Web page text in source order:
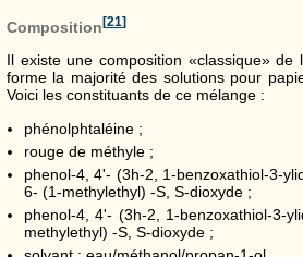
Composition [21]
Il existe une composition «classique» de
forme la majorité des solutions pour
Voici les constituants de ce mélange :
phénolphtaléine ;
rouge de méthyle ;
phenol-4, 4'- (3h-2, 1-benzoxathiol-3-
6- (1-methylethyl) -S, S-dioxyde ;
phenol-4, 4'- (3h-2, 1-benzoxathiol-3-
methylethyl) -S, S-dioxyde ;